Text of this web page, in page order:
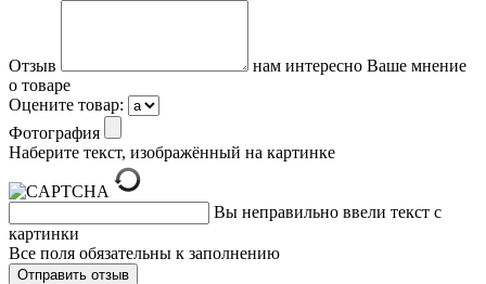
Отзыв
нам интересно Ваше мнение
о товаре
Оцените товар:
Фотография
Наберите текст, изображённый на картинке
Вы неправильно ввели текст с
картинки
Все поля обязательны к заполнению